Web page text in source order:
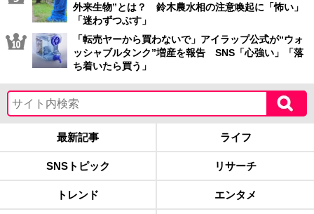
外来生物”とは？ 鈴木農水相の注意喚起に「怖い」
「迷わずつぶす」
「転売ヤーから買わないで」アイラップ公式が“ウォ
ッシャブルタンク”増産を報告 SNS「心強い」「落
ち着いたら買う」
最新記事 ライフ
SNSトピック リサーチ
トレンド エンタメ